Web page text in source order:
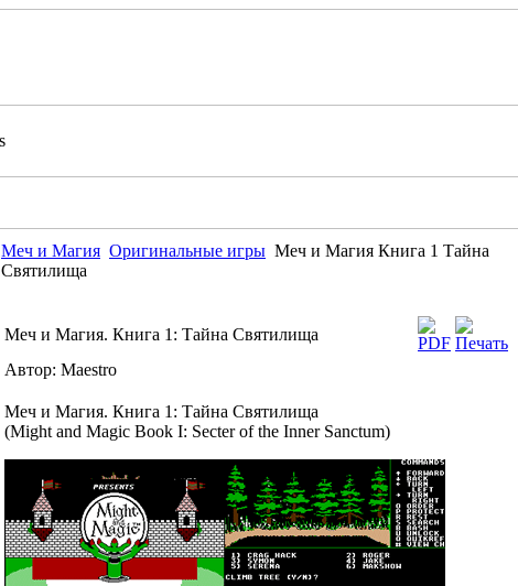
Меч и Магия Оригинальные игры Меч и Магия Книга 1 Тайна
Святилища
Меч и Магия. Книга 1: Тайна Святилища
Автор: Maestro
Меч и Магия. Книга 1: Тайна Святилища
(Might and Magic Book I: Secter of the Inner Sanctum)